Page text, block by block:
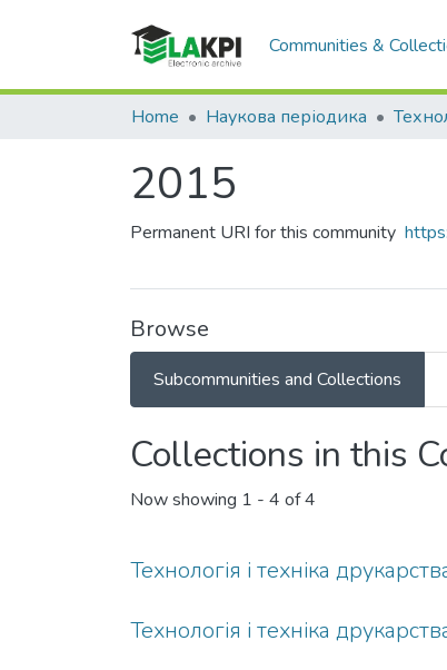
Communities &
Home Наукова періодика
2015
Permanent URI for this community
Browse
Subcommunities and Collections
Collections in this
Now showing 1 - 4 of 4
Технологія і техніка
Технологія і техніка